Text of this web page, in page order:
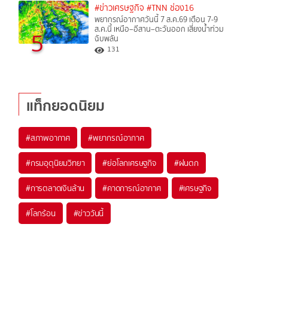
5
#ข่าวเศรษฐกิจ #TNN ช่อง16
พยากรณ์อากาศวันนี้ 7 ส.ค.69 เตือน 7-9
ส.ค.นี้ เหนือ–อีสาน–ตะวันออก เสี่ยงน้ำท่วม
ฉับพลัน
131
แท็กยอดนิยม
#สภาพอากาศ #พยากรณ์อากาศ
#กรมอุตุนิยมวิทยา #ย่อโลกเศรษฐกิจ #ฝนตก
#การตลาดเงินล้าน #คาดการณ์อากาศ #เศรษฐกิจ
#โลกร้อน #ข่าววันนี้